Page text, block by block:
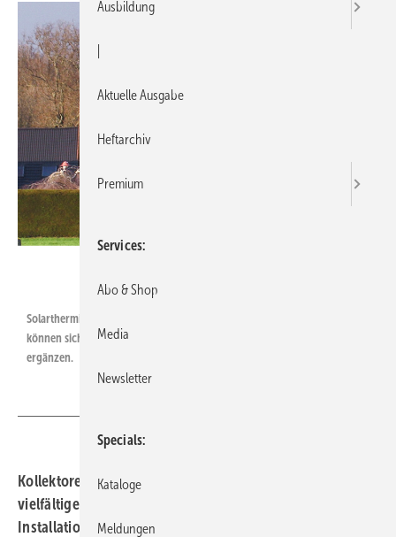
Solarthermie und Photovoltaik müssen sich nicht ausschließen. Sie
können sich hervorragend bei der Eigenversorgung eines Hauses
ergänzen.
Kollektoren in der Praxis
vielfältige Kompaktlösungen auch für die nachträgliche
Installation einer Solarthermieanlage. SHK-Handwerker,
Ausbildung
Aktuelle Ausgabe
Heftarchiv
Premium
Services
Abo & Shop
Media
Newsletter
Specials
Kataloge
Meldungen